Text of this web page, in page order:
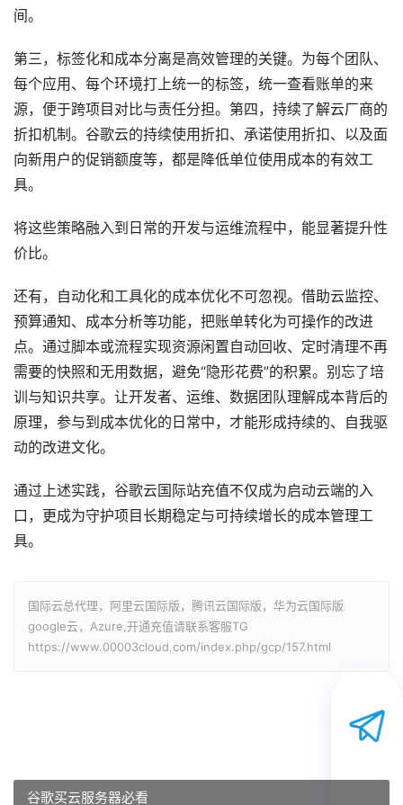
间。
第三，标签化和成本分离是高效管理的关键。为每个团队、
每个应用、每个环境打上统一的标签，统一查看账单的来
源，便于跨项目对比与责任分担。第四，持续了解云厂商的
折扣机制。谷歌云的持续使用折扣、承诺使用折扣、以及面
向新用户的促销额度等，都是降低单位使用成本的有效工
具。
将这些策略融入到日常的开发与运维流程中，能显著提升性
价比。
还有，自动化和工具化的成本优化不可忽视。借助云监控、
预算通知、成本分析等功能，把账单转化为可操作的改进
点。通过脚本或流程实现资源闲置自动回收、定时清理不再
需要的快照和无用数据，避免“隐形花费”的积累。别忘了培
训与知识共享。让开发者、运维、数据团队理解成本背后的
原理，参与到成本优化的日常中，才能形成持续的、自我驱
动的改进文化。
通过上述实践，谷歌云国际站充值不仅成为启动云端的入
口，更成为守护项目长期稳定与可持续增长的成本管理工
具。
国际云总代理，阿里云国际版，腾讯云国际版，华为云国际版
google云，Azure,开通充值请联系客服TG
https://www.00003cloud.com/index.php/gcp/157.html
谷歌买云服务器必看